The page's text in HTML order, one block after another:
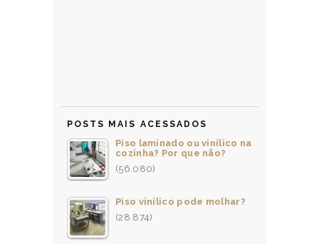
POSTS MAIS ACESSADOS
Piso laminado ou vinílico na
cozinha? Por que não?
(56.080)
Piso vinílico pode molhar?
(28.874)